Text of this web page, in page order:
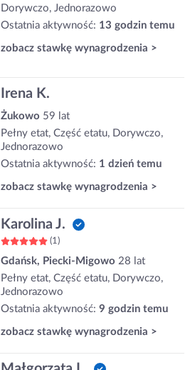
Dorywczo, Jednorazowo
Ostatnia aktywność: 13 godzin temu
zobacz stawkę wynagrodzenia >
Irena K.
Żukowo 59 lat
Pełny etat, Część etatu, Dorywczo,
Jednorazowo
Ostatnia aktywność: 1 dzień temu
zobacz stawkę wynagrodzenia >
Karolina J.
(1)
Gdańsk, Piecki-Migowo 28 lat
Pełny etat, Część etatu, Dorywczo,
Jednorazowo
Ostatnia aktywność: 9 godzin temu
zobacz stawkę wynagrodzenia >